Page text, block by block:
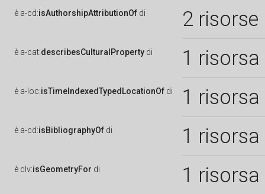
è a-cd:isAuthorshipAttributionOf di 2 risorse
è a-cat:describesCulturalProperty di 1 risorsa
è a-loc:isTimeIndexedTypedLocationOf di 1 risorsa
è a-cd:isBibliographyOf di 1 risorsa
è clv:isGeometryFor di 1 risorsa